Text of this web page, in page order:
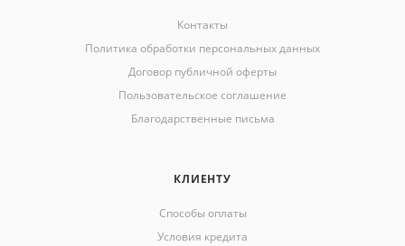
Контакты
Политика обработки персональных данных
Договор публичной оферты
Пользовательское соглашение
Благодарственные письма
КЛИЕНТУ
Способы оплаты
Условия кредита